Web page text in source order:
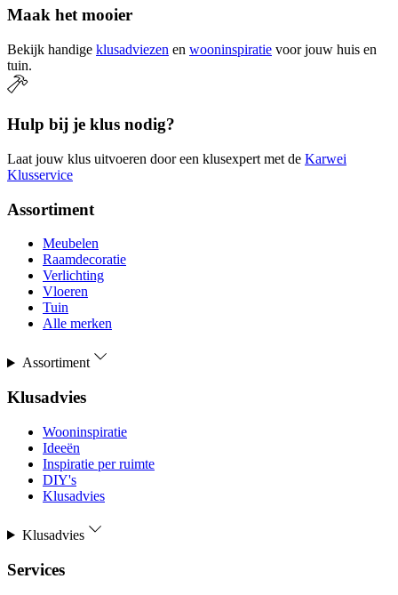
Maak het mooier
Bekijk handige klusadviezen en wooninspiratie voor jouw huis en
tuin.
Hulp bij je klus nodig?
Laat jouw klus uitvoeren door een klusexpert met de Karwei
Klusservice
Assortiment
Meubelen
Raamdecoratie
Verlichting
Vloeren
Tuin
Alle merken
Assortiment
Klusadvies
Wooninspiratie
Ideeën
Inspiratie per ruimte
DIY's
Klusadvies
Klusadvies
Services